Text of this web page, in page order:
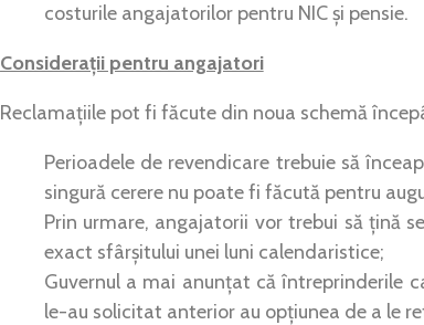
costurile angajatorilor pentru NIC și pensie.
Considerații pentru angajatori
Reclamațiile pot fi făcute din noua schemă
Perioadele de revendicare trebuie să
singură cerere nu poate fi făcută pentru
Prin urmare, angajatorii vor trebui să țină
exact sfârșitului unei luni calendaristice;
Guvernul a mai anunțat că întreprinderile
le-au solicitat anterior au opțiunea de a le